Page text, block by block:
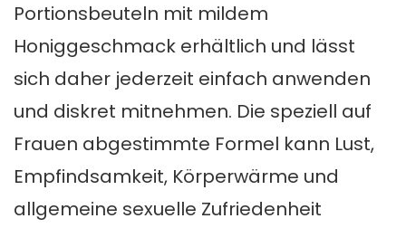
Portionsbeuteln mit mildem
Honiggeschmack erhältlich und lässt
sich daher jederzeit einfach anwenden
und diskret mitnehmen. Die speziell auf
Frauen abgestimmte Formel kann Lust,
Empfindsamkeit, Körperwärme und
allgemeine sexuelle Zufriedenheit